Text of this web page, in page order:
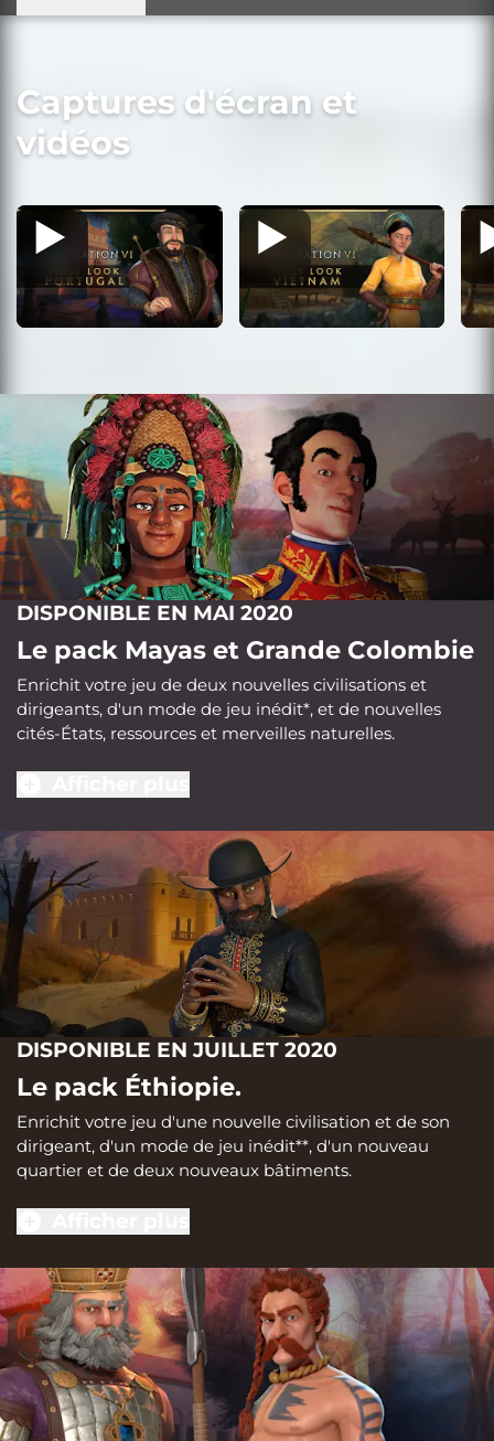
Captures d'écran et
vidéos
DISPONIBLE EN MAI 2020
Le pack Mayas et Grande Colombie
Enrichit votre jeu de deux nouvelles civilisations et
dirigeants, d'un mode de jeu inédit*, et de nouvelles
cités-États, ressources et merveilles naturelles.
DISPONIBLE EN JUILLET 2020
Le pack Éthiopie.
Enrichit votre jeu d'une nouvelle civilisation et de son
dirigeant, d'un mode de jeu inédit**, d'un nouveau
quartier et de deux nouveaux bâtiments.